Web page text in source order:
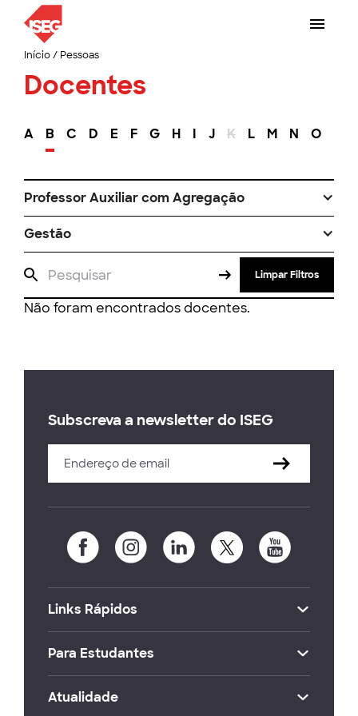
Início/ Pessoas
Docentes
A B C D E F G H I J K L M N O
Professor Auxiliar com Agregação
Gestão
Limpar Filtros
Não foram encontrados docentes.
Subscreva a newsletter do ISEG
Links Rápidos
Para Estudantes
Atualidade